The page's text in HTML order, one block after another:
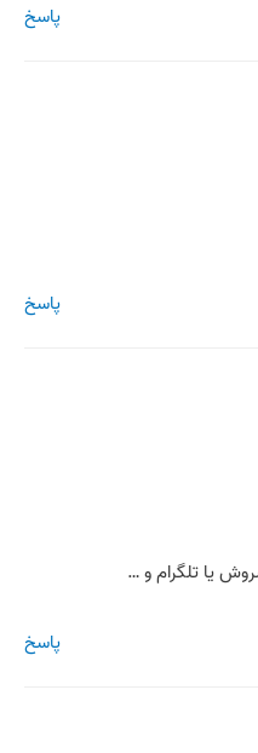
پاسخ
پاسخ
یا تلگرام و …
پاسخ